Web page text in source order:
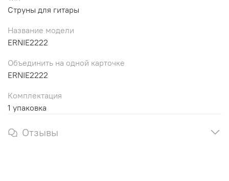
Струны для гитары
Название модели
ERNIE2222
Объединить на одной карточке
ERNIE2222
Комплектация
1 упаковка
Отзывы